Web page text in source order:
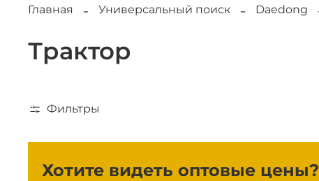
Главная Универсальный поиск Daedong
Трактор
Фильтры
Хотите видеть оптовые цены?